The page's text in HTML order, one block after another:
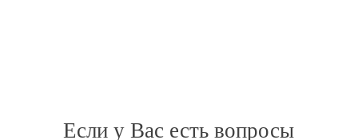
Если у Вас есть вопросы